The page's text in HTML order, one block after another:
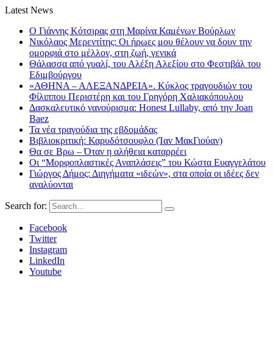
Latest News
Ο Γιάννης Κότσιρας στη Μαρίνα Καμένων Βούρλων
Νικόλαος Μερεντίτης: Οι ήρωες μου θέλουν να δουν την
ομορφιά στο μέλλον, στη ζωή, γενικά
Θάλασσα από γυαλί, του Αλέξη Αλεξίου στο Φεστιβάλ του
Εδιμβούργου
«ΑΘΗΝΑ – ΑΛΕΞΑΝΔΡΕΙΑ». Κύκλος τραγουδιών του
Φίλιππου Περιστέρη και του Γρηγόρη Χαλιακόπουλου
Δασκαλευτικό νανούρισμα: Honest Lullaby, από την Joan
Baez
Τα νέα τραγούδια της εβδομάδας
Βιβλιοκριτική: Καρυδότσουφλο (Ίαν ΜακΓιούαν)
Θα σε Βρω – Όταν η αλήθεια καταρρέει
Οι “Μορφοπλαστικές Αναπλάσεις” του Κώστα Ευαγγελάτου
Γιώργος Δήμος: Διηγήματα «ιδεών», στα οποία οι ιδέες δεν
αναλύονται
Search for:
Facebook
Twitter
Instagram
LinkedIn
Youtube